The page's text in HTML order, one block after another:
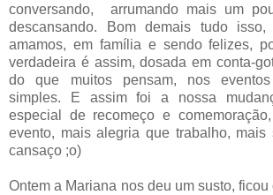
conversando, arrumando mais um
descansando. Bom demais tudo
amamos, em família e sendo felizes,
verdadeira é assim, dosada em conta-
do que muitos pensam, nos
simples. E assim foi a nossa
especial de recomeço e
evento, mais alegria que trabalho, mais
cansaço ;o)
Ontem a Mariana nos deu um susto,